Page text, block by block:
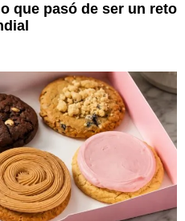
que pasó de ser un reto